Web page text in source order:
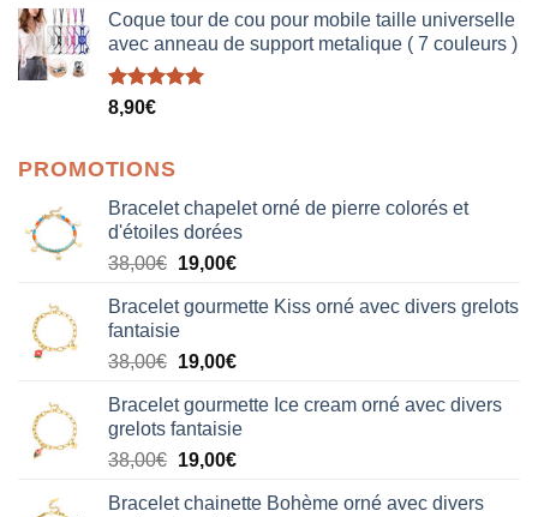
Coque tour de cou pour mobile taille universelle
avec anneau de support metalique ( 7 couleurs )
Note5.00
8,90€
PROMOTIONS
Bracelet chapelet orné de pierre colorés et
d'étoiles dorées
38,00€ Le
initial
était :
38,00€.
19,00€Le
actuel
19,00€.
Bracelet gourmette Kiss orné avec divers grelots
fantaisie
38,00€ Le
initial
était :
38,00€.
19,00€Le
actuel
est :
19,00€.
Bracelet gourmette Ice cream orné avec divers
grelots fantaisie
38,00€ Le
initial
19,00€Le
actuel
Bracelet chainette Bohème orné avec divers